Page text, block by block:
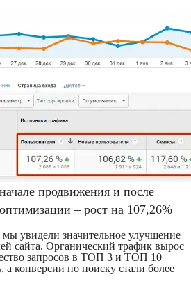
продвижения и после
– рост на 107,26%
увидели значительное улучшение
сайта. Органический трафик вырос
запросов в ТОП 3 и ТОП 10
а конверсии по поиску стали более